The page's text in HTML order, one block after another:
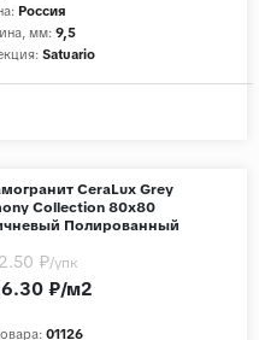
Россия
мм: 9,5
Satuario
CeraLux Grey
Collection 80x80
Полированный
01126
₽/м2
₽/упк